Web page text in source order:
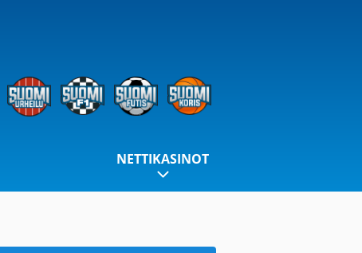
NETTIKASINOT